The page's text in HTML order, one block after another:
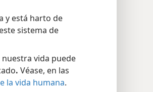
y está harto de
sistema de
vida puede
. Véase, en las
la vida humana.